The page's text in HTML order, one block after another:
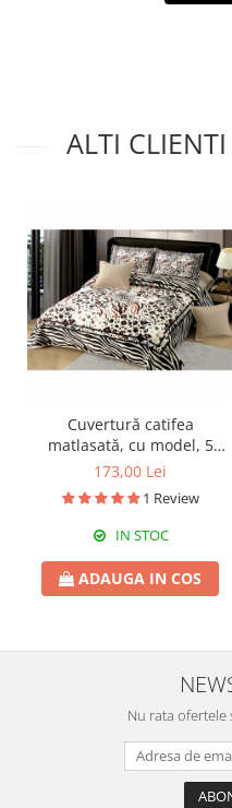
ALTI
Cuvertură catifea
matlasată, cu model, 5
piese, pat 2 persoane,
230x250 cm, CM36
173,00 Lei
1 Review
IN STOC
ADAUGA IN COS
Nu rata